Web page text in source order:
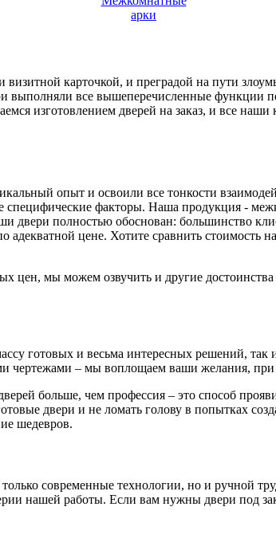
арки
карточкой, и преградой на пути
выполняли все вышеперечисленные
изготовлением дверей на заказ, и все
опыт и освоили все тонкости
факторы. Наша продукция -
полностью обоснован: большинство
адекватной цене. Хотите сравнить
цен, мы можем озвучить и другие
готовых и весьма интересных решений, так
– мы воплощаем ваши желания, при
больше, чем профессия – это способ
двери и не ломать голову в попытках
шедевров.
современные технологии, но и ручной
нашей работы. Если вам нужны двери под